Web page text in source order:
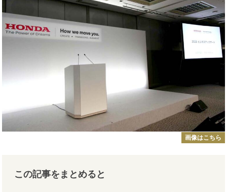
画像はこちら
この記事をまとめると